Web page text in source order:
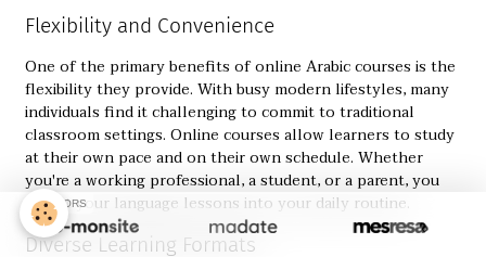
Flexibility and Convenience
One of the primary benefits of online Arabic courses is the
flexibility they provide. With busy modern lifestyles, many
individuals find it challenging to commit to traditional
classroom settings. Online courses allow learners to study
at their own pace and on their own schedule. Whether
you're a working professional, a student, or a parent, you
can fit your language lessons into your daily routine.
Diverse Learning Formats
SPONSORS